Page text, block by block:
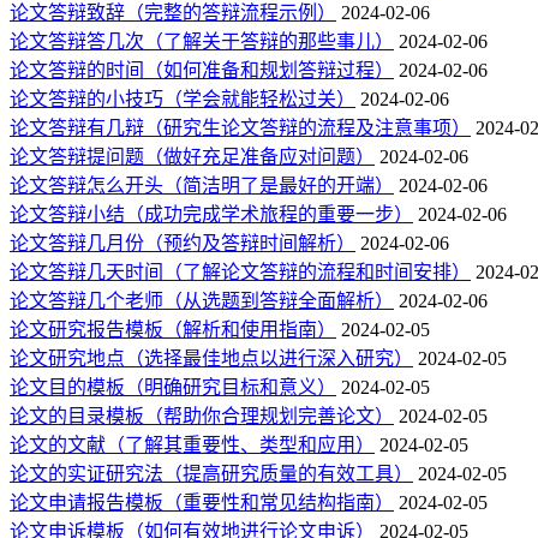
论文答辩致辞（完整的答辩流程示例）
2024-02-06
论文答辩答几次（了解关于答辩的那些事儿）
2024-02-06
论文答辩的时间（如何准备和规划答辩过程）
2024-02-06
论文答辩的小技巧（学会就能轻松过关）
2024-02-06
论文答辩有几辩（研究生论文答辩的流程及注意事项）
2024-
论文答辩提问题（做好充足准备应对问题）
2024-02-06
论文答辩怎么开头（简洁明了是最好的开端）
2024-02-06
论文答辩小结（成功完成学术旅程的重要一步）
2024-02-06
论文答辩几月份（预约及答辩时间解析）
2024-02-06
论文答辩几天时间（了解论文答辩的流程和时间安排）
2024-
论文答辩几个老师（从选题到答辩全面解析）
2024-02-06
论文研究报告模板（解析和使用指南）
2024-02-05
论文研究地点（选择最佳地点以进行深入研究）
2024-02-05
论文目的模板（明确研究目标和意义）
2024-02-05
论文的目录模板（帮助你合理规划完善论文）
2024-02-05
论文的文献（了解其重要性、类型和应用）
2024-02-05
论文的实证研究法（提高研究质量的有效工具）
2024-02-05
论文申请报告模板（重要性和常见结构指南）
2024-02-05
论文申诉模板（如何有效地进行论文申诉）
2024-02-05